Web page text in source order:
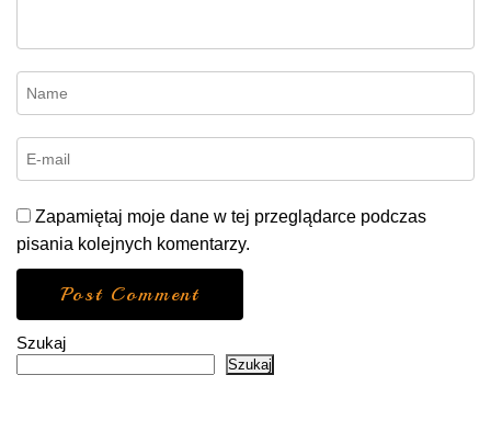
Zapamiętaj moje dane w tej przeglądarce podczas
pisania kolejnych komentarzy.
Szukaj
Szukaj